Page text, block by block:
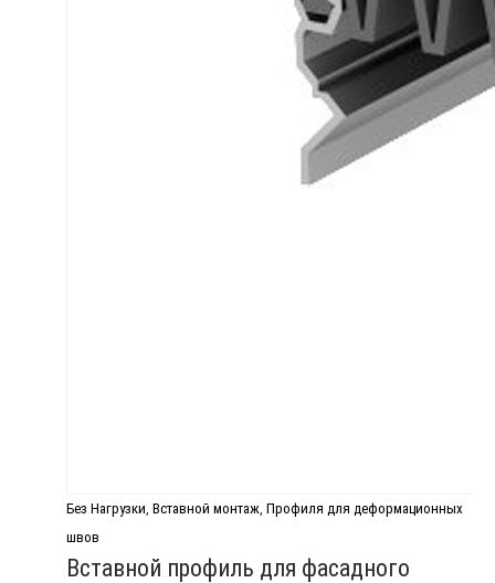
Без Нагрузки Вставной монтаж Профиля для деформационных
швов
Вставной профиль для фасадного